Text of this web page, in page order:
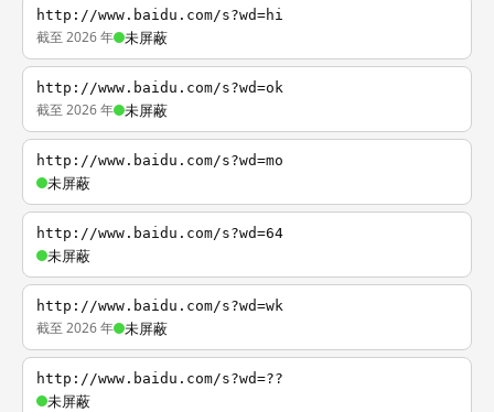
http://www.baidu.com/s?wd=hi
截至 2026 年 未屏蔽
http://www.baidu.com/s?wd=ok
截至 2026 年 未屏蔽
http://www.baidu.com/s?wd=mo
未屏蔽
http://www.baidu.com/s?wd=64
未屏蔽
http://www.baidu.com/s?wd=wk
截至 2026 年 未屏蔽
http://www.baidu.com/s?wd=??
未屏蔽